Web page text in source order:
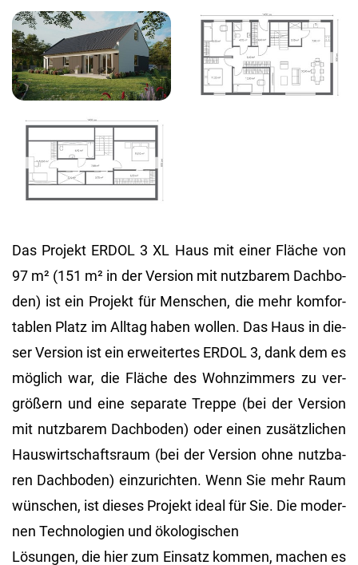
Das Pro­jekt ERDOL 3 XL Haus mit einer Flä­che von
97 m² (151 m² in der Ver­si­on mit nutz­ba­rem Dach­bo­
den) ist ein Pro­jekt für Men­schen, die mehr kom­for­
ta­blen Platz im All­tag haben wol­len. Das Haus in die­
ser Ver­si­on ist ein er­wei­ter­tes ERDOL 3, dank dem es
mög­lich war, die Flä­che des Wohn­zim­mers zu ver­
grö­ßern und eine se­pa­ra­te Trep­pe (bei der Ver­si­on
mit nutz­ba­rem Dach­bo­den) oder einen zu­sätz­li­chen
Haus­wirt­schafts­raum (bei der Ver­si­on ohne nutz­ba­
ren Dach­bo­den) ein­zu­rich­ten. Wenn Sie mehr Raum
wün­schen, ist die­ses Pro­jekt ideal für Sie. Die mo­der­
nen Tech­no­lo­gi­en und öko­lo­gi­schen
Lö­sun­gen, die hier zum Ein­satz kom­men, ma­chen es